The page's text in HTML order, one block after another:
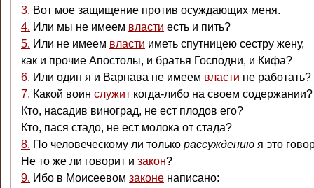
3. Вот мое защищение против осуждающих меня.
4. Или мы не имеем власти есть и пить?
5. Или не имеем власти иметь спутницею сестру жену,
как и прочие Апостолы, и братья Господни, и Кифа?
6. Или один я и Варнава не имеем власти не работать?
7. Какой воин служит когда-либо на своем содержании?
Кто, насадив виноград, не ест плодов его?
Кто, пася стадо, не ест молока от стада?
8. По человеческому ли только рассуждению я это
Не то же ли говорит и закон?
9. Ибо в Моисеевом законе написано: